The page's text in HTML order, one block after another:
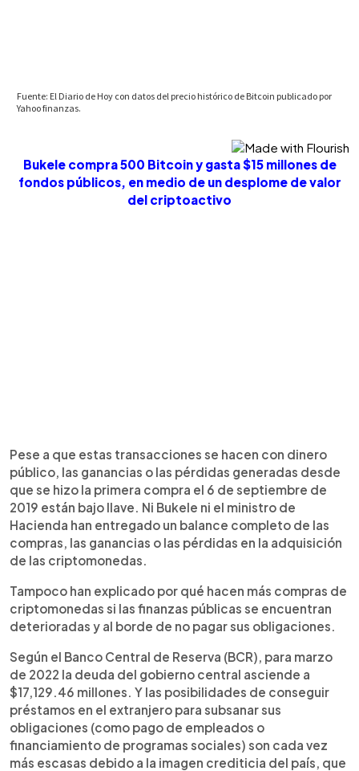
Bukele compra 500 Bitcoin y gasta $15 millones de
fondos públicos, en medio de un desplome de valor
del criptoactivo
Pese a que estas transacciones se hacen con dinero
público, las ganancias o las pérdidas generadas desde
que se hizo la primera compra el 6 de septiembre de
2019 están bajo llave. Ni Bukele ni el ministro de
Hacienda han entregado un balance completo de las
compras, las ganancias o las pérdidas en la adquisición
de las criptomonedas.
Tampoco han explicado por qué hacen más compras de
criptomonedas si las finanzas públicas se encuentran
deterioradas y al borde de no pagar sus obligaciones.
Según el Banco Central de Reserva (BCR), para marzo
de 2022 la deuda del gobierno central asciende a
$17,129.46 millones. Y las posibilidades de conseguir
préstamos en el extranjero para subsanar sus
obligaciones (como pago de empleados o
financiamiento de programas sociales) son cada vez
más escasas debido a la imagen crediticia del país, que